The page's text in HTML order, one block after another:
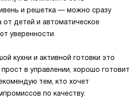
и решетка — можно сразу
от детей и автоматическое
уверенности.
кухни и активной готовки это
в управлении, хорошо готовит
тем, кто хочет
по качеству.